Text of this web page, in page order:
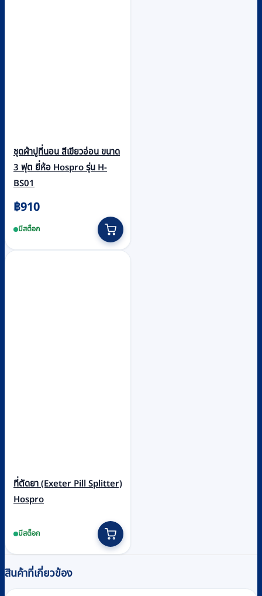
ชุดผ้าปูที่นอน สีเขียวอ่อน ขนาด
3 ฟุต ยี่ห้อ Hospro รุ่น H-
BS01
฿910
มีสต็อก
ที่ตัดยา (Exeter Pill Splitter)
Hospro
มีสต็อก
สินค้าที่เกี่ยวข้อง